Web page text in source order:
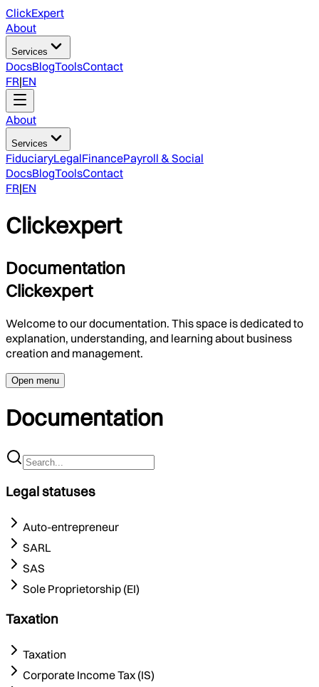
ClickExpert
About
Services
DocsBlogToolsContact
FR|EN
About
Services
FiduciaryLegalFinancePayroll & Social
DocsBlogToolsContact
FR|EN
Clickexpert
Documentation
Clickexpert
Welcome to our documentation. This space is dedicated to
explanation, understanding, and learning about business
creation and management.
Open menu
Documentation
Legal statuses
Auto-entrepreneur
SARL
SAS
Sole Proprietorship (EI)
Taxation
Taxation
Corporate Income Tax (IS)